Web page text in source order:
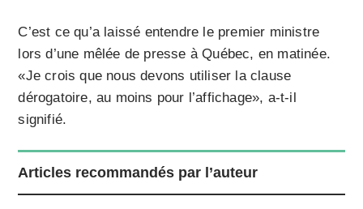
C’est ce qu’a laissé entendre le premier ministre
lors d’une mêlée de presse à Québec, en matinée.
«Je crois que nous devons utiliser la clause
dérogatoire, au moins pour l’affichage», a-t-il
signifié.
Articles recommandés par l’auteur